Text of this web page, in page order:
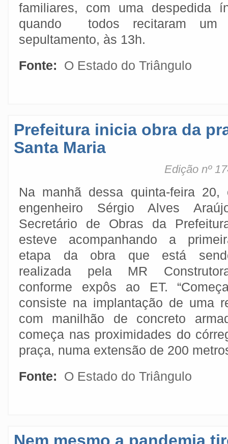
familiares, com uma despedida
quando todos recitaram um
sepultamento, às 13h.
Fonte:
O Estado do Triângulo
Prefeitura inicia obra da
Santa Maria
Edição nº
Na manhã dessa quinta-feira 20,
engenheiro Sérgio Alves
Secretário de Obras da
esteve acompanhando a
etapa da obra que está
realizada pela MR
conforme expôs ao ET.
consiste na implantação de uma
com manilhão de concreto
começa nas proximidades do
praça, numa extensão de 200
Fonte:
O Estado do Triângulo